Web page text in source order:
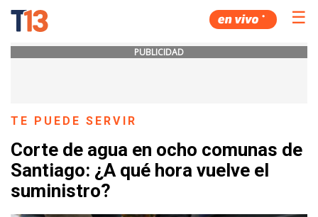
☰
PUBLICIDAD
TE PUEDE SERVIR
Corte de agua en ocho comunas de
Santiago: ¿A qué hora vuelve el
suministro?